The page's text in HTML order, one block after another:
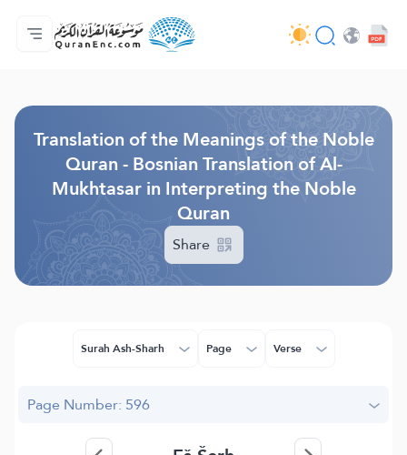
Home
Index of Translations
Audio
Developers' Services - API
About
Contact Us
Language
Translation of the Meanings of the Noble
Quran - Bosnian Translation of Al-
Mukhtasar in Interpreting the Noble
Quran
Share
Surah Ash-Sharh Page Verse
Page Number: 596